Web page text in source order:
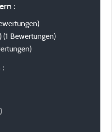
:
(1 Bewertungen)